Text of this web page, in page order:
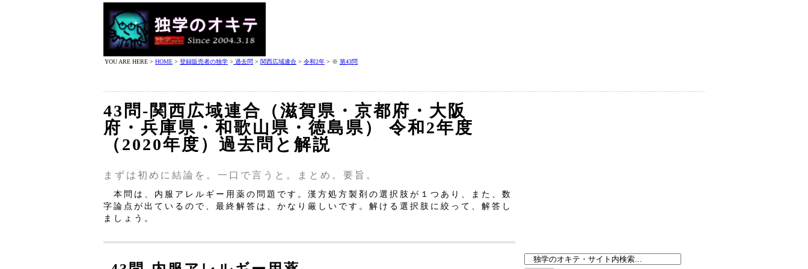
YOU ARE HERE > HOME > 登録販売者の独学 > 過去問 > 関西広域連合 > 令和2年 > ※ 第43問
43問‐関西広域連合（滋賀県・京都府・大阪
府・兵庫県・和歌山県・徳島県） 令和2年度
（2020年度）過去問と解説
まずは初めに結論を。一口で言うと。まとめ。要旨。
本問は、内服アレルギー用薬の問題です。漢方処方製剤の選択肢が１つあり、また、数
字論点が出ているので、最終解答は、かなり厳しいです。解ける選択肢に絞って、解答し
ましょう。